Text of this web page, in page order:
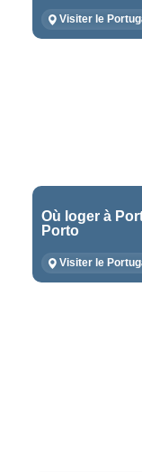
Visiter le
Où loger à
Porto
Visiter le